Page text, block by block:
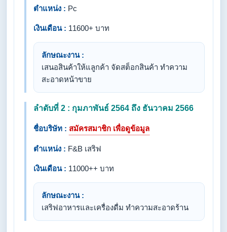
ตำแหน่ง : Pc
เงินเดือน : 11600+ บาท
ลักษณะงาน :
เสนอสินค้าให้แลูกค้า จัดสต็อกสินค้า ทำความ
สะอาดหน้าขาย
ลำดับที่ 2 : กุมภาพันธ์ 2564 ถึง ธันวาคม 2566
ชื่อบริษัท : สมัครสมาชิก เพื่อดูข้อมูล
ตำแหน่ง : F&B เสริฟ
เงินเดือน : 11000++ บาท
ลักษณะงาน :
เสริฟอาหารและเครื่องดื่ม ทำความสะอาดร้าน